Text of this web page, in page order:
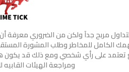
مربح جدآ ولكن من الضروري
الكامل للمخاطر وطلب المشورة
تعتمد على رأي شخصي ومع ذلك قد
ومراجعة الهيئات القابيه